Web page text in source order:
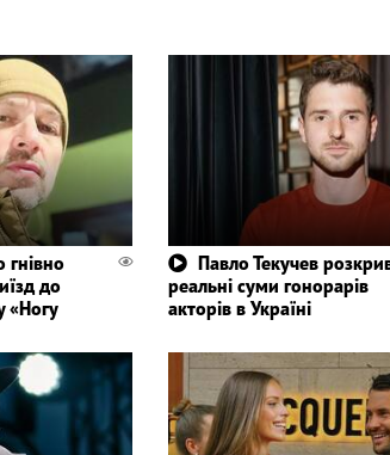
до
«Ногу
Павло Текучев
реальні суми гонорарів
акторів в Україні